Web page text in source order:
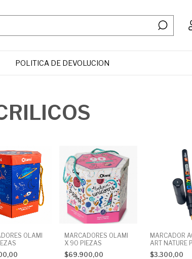
POLITICA DE DEVOLUCION
OLAMI
MARCADORES OLAMI
X 90 PIEZAS
$69.900,00
MARCADOR
ART NATURE
MEDIA
$3.300,00